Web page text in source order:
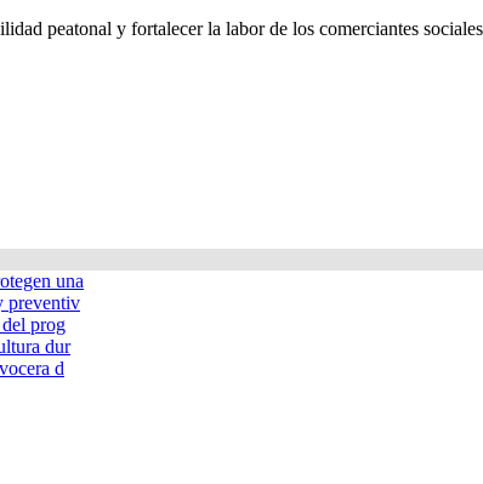
peatonal y fortalecer la labor de los comerciantes
una
preventiv
prog
dur
d